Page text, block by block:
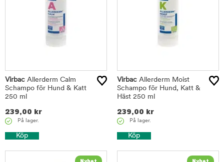
Virbac Allerderm Calm
Schampo för Hund & Katt
250 ml
239,00 kr
På lager.
Köp
Virbac Allerderm Moist
Schampo för Hund, Katt &
Häst 250 ml
239,00 kr
På lager.
Köp